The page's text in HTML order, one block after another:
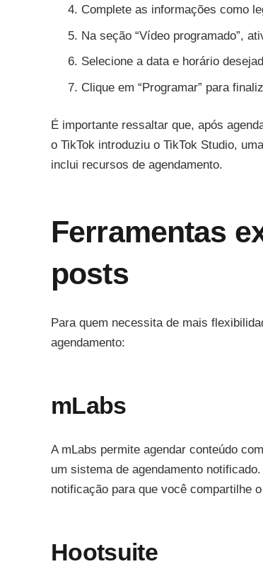
Complete as informações como
Na seção “Vídeo programado”,
Selecione a data e horário
Clique em “Programar” para
É importante ressaltar que, após
o TikTok introduziu o TikTok Studio,
inclui recursos de agendamento.
Ferramentas
posts
Para quem necessita de mais
agendamento:
mLabs
A mLabs permite agendar conteúdo
um sistema de agendamento
notificação para que você compartilhe
Hootsuite